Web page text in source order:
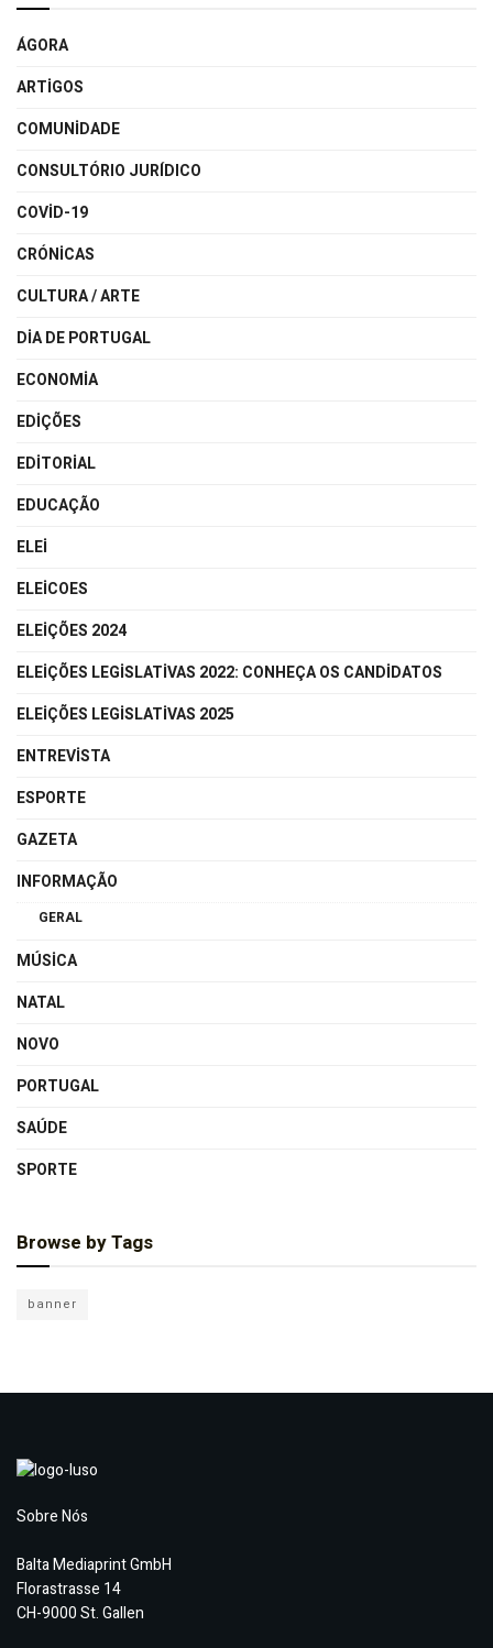
ÁGORA
ARTIGOS
COMUNIDADE
CONSULTÓRIO JURÍDICO
COVID-19
CRÓNICAS
CULTURA / ARTE
DIA DE PORTUGAL
ECONOMIA
EDIÇÕES
EDITORIAL
EDUCAÇÃO
ELEI
ELEICOES
ELEIÇÕES 2024
ELEIÇÕES LEGISLATIVAS 2022: CONHEÇA OS CANDIDATOS
ELEIÇÕES LEGISLATIVAS 2025
ENTREVISTA
ESPORTE
GAZETA
INFORMAÇÃO
GERAL
MÚSICA
NATAL
NOVO
PORTUGAL
SAÚDE
SPORTE
Browse by Tags
banner
Sobre Nós
Balta Mediaprint GmbH
Florastrasse 14
CH-9000 St. Gallen